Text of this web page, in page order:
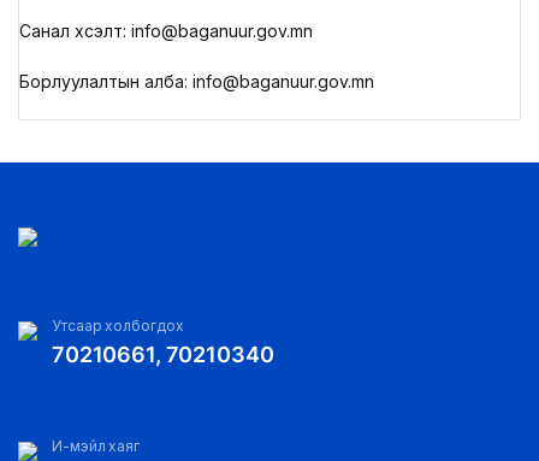
Санал хүсэлт: info@baganuur.gov.mn
Борлуулалтын алба: info@baganuur.gov.mn
Утсаар холбогдох
70210661, 70210340
И-мэйл хаяг